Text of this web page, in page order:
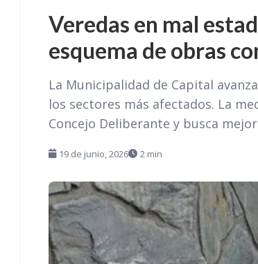
Veredas en mal
esquema de obras
La Municipalidad de Capital
los sectores más afectados. La
Concejo Deliberante y busca
19 de junio, 2026 2 min